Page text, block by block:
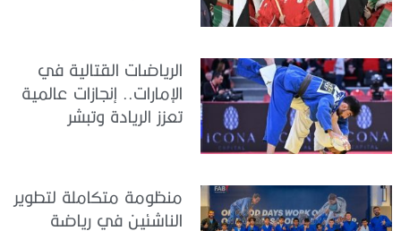
الرياضات القتالية في
الإمارات.. إنجازات عالمية
تعزز الريادة وتبشر
منظومة متكاملة لتطوير
الناشئين في رياضة